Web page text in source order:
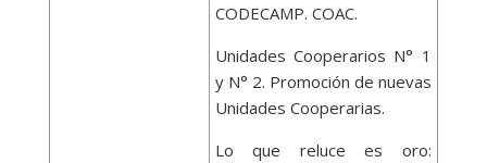
CODECAMP. COAC.
Unidades Cooperarios N° 1
y N° 2. Promoción de nuevas
Unidades Cooperarias.
Lo que reluce es oro: